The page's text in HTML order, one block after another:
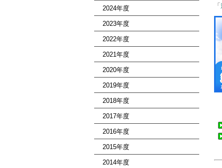
2024年度
2023年度
2022年度
2021年度
2020年度
2019年度
2018年度
2017年度
2016年度
2015年度
2014年度
「